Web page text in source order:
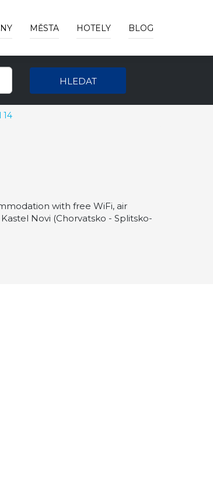
MĚSTA HOTELY BLOG
HLEDAT
14
with free WiFi, air
Novi (Chorvatsko - Splitsko-